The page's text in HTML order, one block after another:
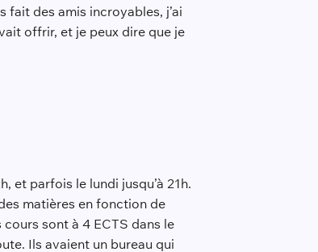
des amis incroyables, j’ai
offrir, et je peux dire que je
et parfois le lundi jusqu’à 21h.
matières en fonction de
sont à 4 ECTS dans le
Ils avaient un bureau qui